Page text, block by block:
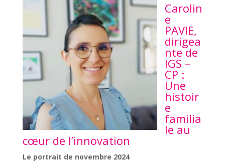
Carolin
e
PAVIE,
dirigea
nte de
IGS –
CP :
Une
histoir
e
familia
le au
cœur de l’innovation
Le portrait de novembre 2024